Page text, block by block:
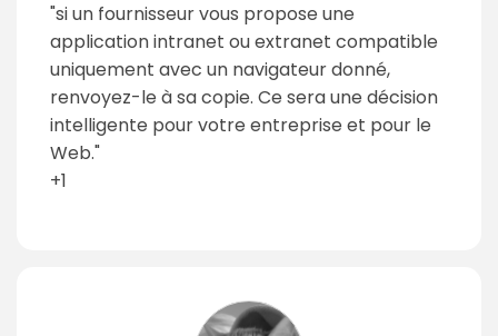
"si un fournisseur vous propose une
application intranet ou extranet compatible
uniquement avec un navigateur donné,
renvoyez-le à sa copie. Ce sera une décision
intelligente pour votre entreprise et pour le
Web."
+1